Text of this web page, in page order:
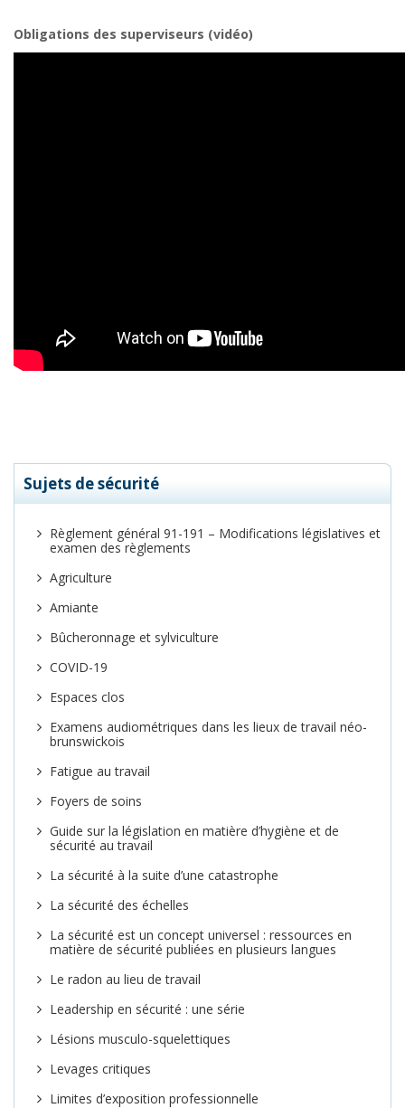
Obligations des superviseurs (vidéo)
Sujets de sécurité
Règlement général 91-191 – Modifications législatives et
examen des règlements
Agriculture
Amiante
Bûcheronnage et sylviculture
COVID-19
Espaces clos
Examens audiométriques dans les lieux de travail néo-
brunswickois
Fatigue au travail
Foyers de soins
Guide sur la législation en matière d’hygiène et de
sécurité au travail
La sécurité à la suite d’une catastrophe
La sécurité des échelles
La sécurité est un concept universel : ressources en
matière de sécurité publiées en plusieurs langues
Le radon au lieu de travail
Leadership en sécurité : une série
Lésions musculo-squelettiques
Levages critiques
Limites d’exposition professionnelle